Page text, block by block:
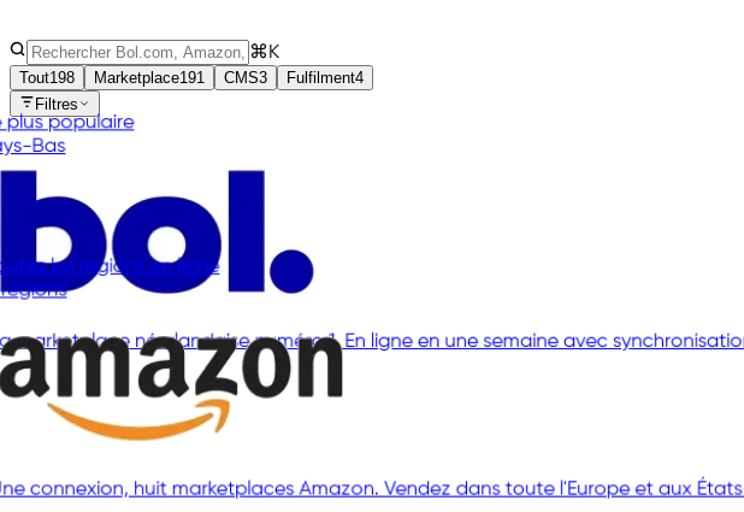
3Types ⌘K
Tout198 Marketplace191 CMS3 Fulfilment4
Filtres
Le plus populaire
Pays-Bas
La marketplace néerlandaise numéro 1. En ligne en une semaine avec
Toutes les régions en ligne
8 régions